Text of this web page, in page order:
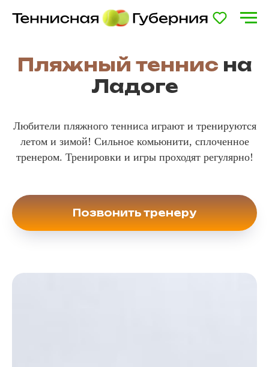
Пляжный теннис на
Ладоге
Любители пляжного тенниса играют и тренируются
летом и зимой! Сильное комьюнити, сплоченное
тренером. Тренировки и игры проходят регулярно!
Позвонить тренеру